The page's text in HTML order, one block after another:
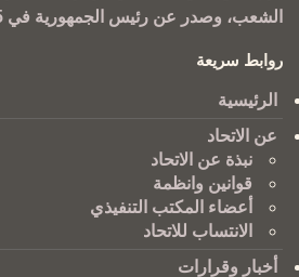
الشعب، وصدر عن رئيس الجمهورية في 26/5/2005
روابط سريعة
الرئيسية
عن الاتحاد
نبذة عن الاتحاد
قوانين وانظمة
أعضاء المكتب التنفيذي
الانتساب للاتحاد
أخبار وقرارات